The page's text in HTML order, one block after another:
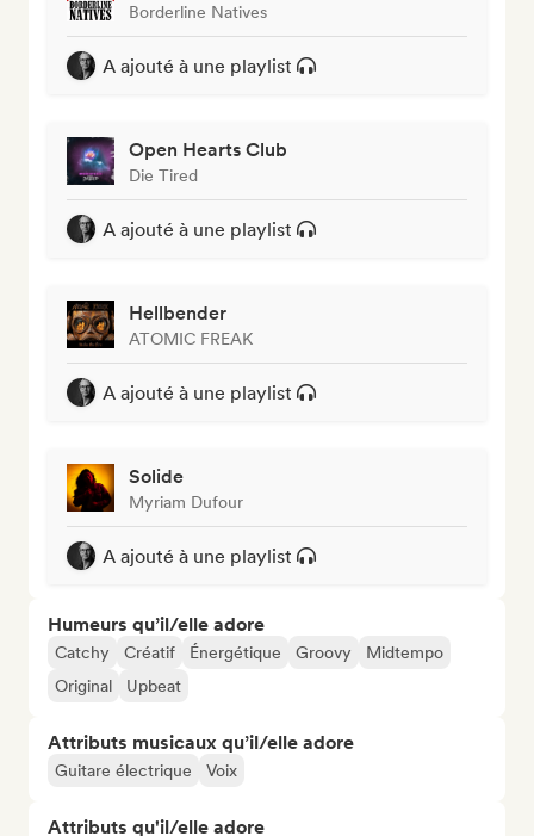
Borderline Natives
A ajouté à une playlist
Open Hearts Club
Die Tired
A ajouté à une playlist
Hellbender
ATOMIC FREAK
A ajouté à une playlist
Solide
Myriam Dufour
A ajouté à une playlist
Humeurs qu’il/elle adore
Catchy Créatif Énergétique Groovy
Midtempo
Original
Upbeat
Attributs musicaux qu’il/elle adore
Guitare électrique Voix
Attributs qu'il/elle adore